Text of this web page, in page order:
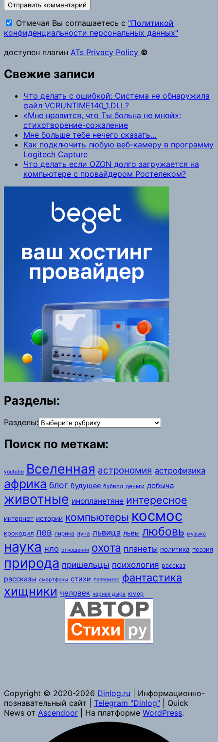
Отмечая Вы соглашаетесь с "Политикой
конфиденциальности персональных данных"
доступен плагин ATs Privacy Policy ©
Свежие записи
Что делать с ошибкой: Система не обнаружила
файл VCRUNTIME140_1.DLL?
«Мне нравится, что Ты больна не мной»:
стихотворение-сожаление
Мне больше тебе нечего сказать…
Как подключить любую веб-камеру в программу
Logitech Capture
Что делать если OZON долго загружается на
компьютере с провайдером Ростелеком?
Разделы:
Разделы:
Поиск по меткам:
youtube Вселенная астрономия астрофизика
африка блог будущее буйвол деньги добыча
животные инопланетяне интересное
интернет истории компьютеры космос
крокодил лев лирика луна львица львы любовь музыка
наука нло отношения охота планеты политика поэзия
природа пришельцы психология рассказ
рассказы смартфоны стихи телевизор фантастика
хищники человек черная дыра юмор
Copyright © 2020-2026 Dinlog.ru | Информационно-
познавательный сайт | Telegram "Dinlog" | Quick
News от Ascendoor | На платформе WordPress.